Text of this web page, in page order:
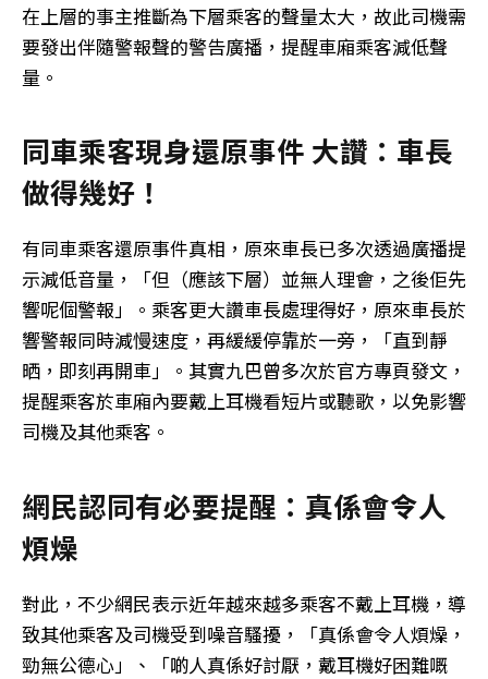
在上層的事主推斷為下層乘客的聲量太大，故此司機需
要發出伴隨警報聲的警告廣播，提醒車廂乘客減低聲
量。
同車乘客現身還原事件 大讚：車長
做得幾好！
有同車乘客還原事件真相，原來車長已多次透過廣播提
示減低音量，「但（應該下層）並無人理會，之後佢先
響呢個警報」。乘客更大讚車長處理得好，原來車長於
響警報同時減慢速度，再緩緩停靠於一旁，「直到靜
晒，即刻再開車」。其實九巴曾多次於官方專頁發文，
提醒乘客於車廂內要戴上耳機看短片或聽歌，以免影響
司機及其他乘客。
網民認同有必要提醒：真係會令人
煩燥
對此，不少網民表示近年越來越多乘客不戴上耳機，導
致其他乘客及司機受到噪音騷擾，「真係會令人煩燥，
勁無公德心」、「啲人真係好討厭，戴耳機好困難嘅